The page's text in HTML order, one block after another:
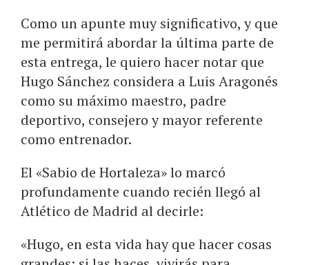
Como un apunte muy significativo, y que
me permitirá abordar la última parte de
esta entrega, le quiero hacer notar que
Hugo Sánchez considera a Luis Aragonés
como su máximo maestro, padre
deportivo, consejero y mayor referente
como entrenador.
El «Sabio de Hortaleza» lo marcó
profundamente cuando recién llegó al
Atlético de Madrid al decirle:
«Hugo, en esta vida hay que hacer cosas